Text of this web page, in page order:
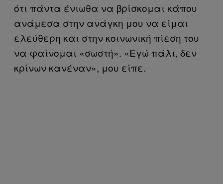
ότι πάντα ένιωθα να βρίσκομαι κάπου
ανάμεσα στην ανάγκη μου να είμαι
ελεύθερη και στην κοινωνική πίεση του
να φαίνομαι «σωστή». «Εγώ πάλι, δεν
κρίνων κανέναν», μου είπε.